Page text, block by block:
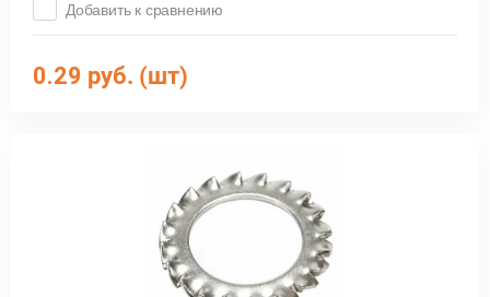
Добавить к сравнению
0.29 руб. (шт)